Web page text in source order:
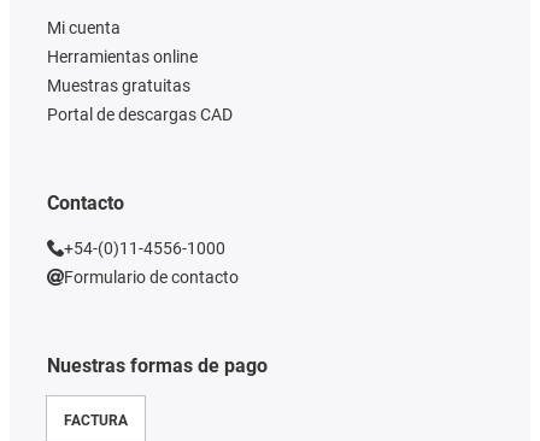
Nuestras formas de pago
FACTURA
Mi cuenta
Herramientas online
Muestras gratuitas
Portal de descargas CAD
Contacto
+54-(0)11-4556-1000
Formulario de contacto